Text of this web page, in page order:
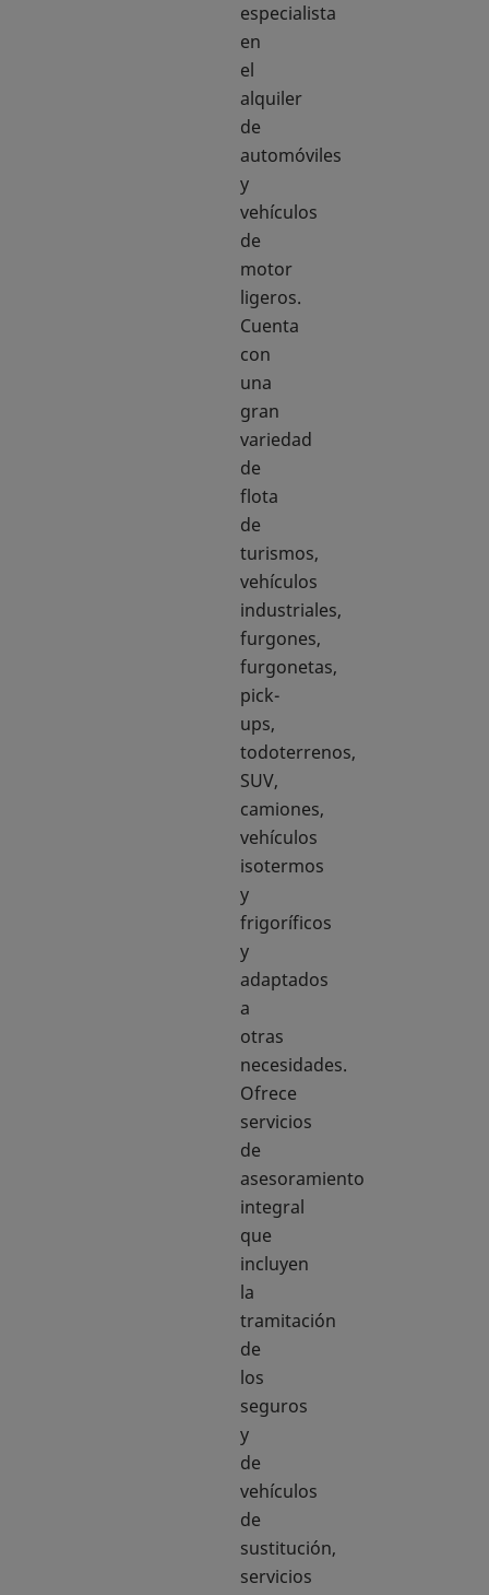
especialista
en
el
alquiler
de
automóviles
y
vehículos
de
motor
ligeros.
Cuenta
con
una
gran
variedad
de
flota
de
turismos,
vehículos
industriales,
furgones,
furgonetas,
pick-
ups,
todoterrenos,
SUV,
camiones,
vehículos
isotermos
y
frigoríficos
y
adaptados
a
otras
necesidades.
Ofrece
servicios
de
asesoramiento
integral
que
incluyen
la
tramitación
de
los
seguros
y
de
vehículos
de
sustitución,
servicios